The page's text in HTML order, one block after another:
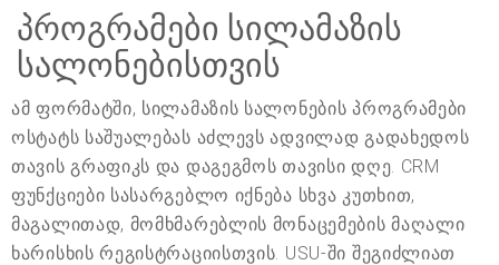
პროგრამები სილამაზის
სალონებისთვის
ამ ფორმატში, სილამაზის სალონების პროგრამები
ოსტატს საშუალებას აძლევს ადვილად გადახედოს
თავის გრაფიკს და დაგეგმოს თავისი დღე. CRM
ფუნქციები სასარგებლო იქნება სხვა კუთხით,
მაგალითად, მომხმარებლის მონაცემების მაღალი
ხარისხის რეგისტრაციისთვის. USU-ში შეგიძლიათ